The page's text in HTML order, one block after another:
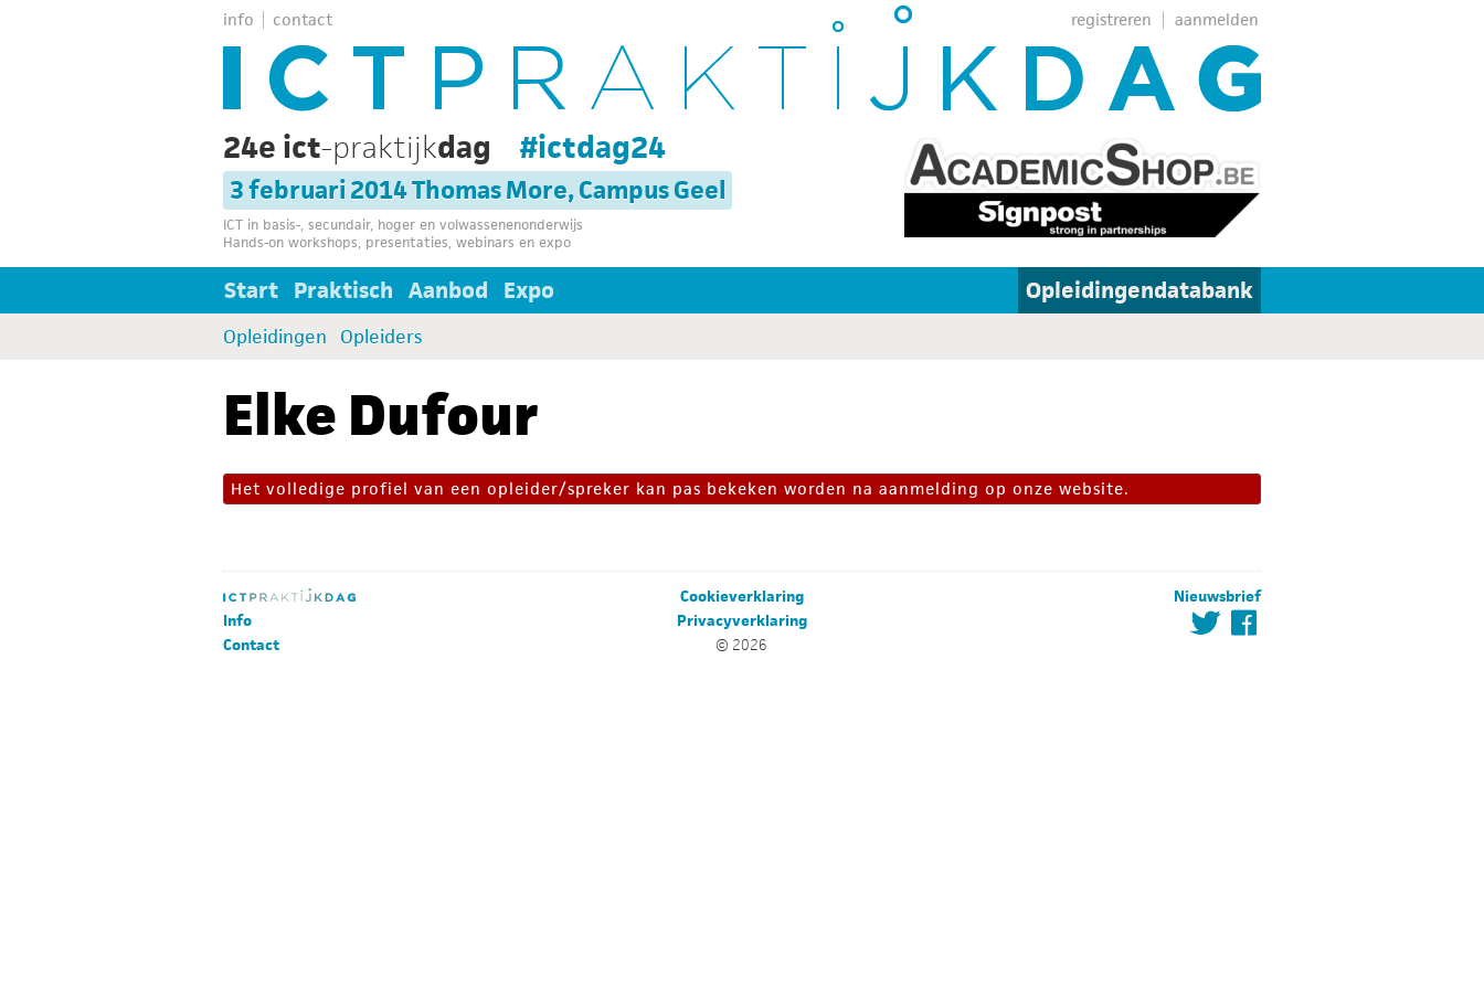
info contact aanmelden
registreren
24e ict-praktijkdag #ictdag24
3 februari 2014 Thomas More, Campus Geel
ICT in basis-, secundair, hoger en volwassenenonderwijs
Hands-on workshops, presentaties, webinars en expo
Start Praktisch Aanbod Expo Opleidingendatabank
Opleidingen Opleiders
Elke Dufour
Het volledige profiel van een opleider/spreker kan pas bekeken worden na aanmelding op onze website.
Info
Contact
Cookieverklaring
Privacyverklaring
© 2026
Nieuwsbrief